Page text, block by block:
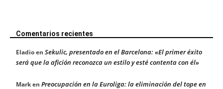
Comentarios recientes
Eladioen Sekulic, presentado en el Barcelona: «El primer éxito
será que la afición reconozca un estilo y esté contenta con él»
Marken Preocupación en la Euroliga: la eliminación del tope en